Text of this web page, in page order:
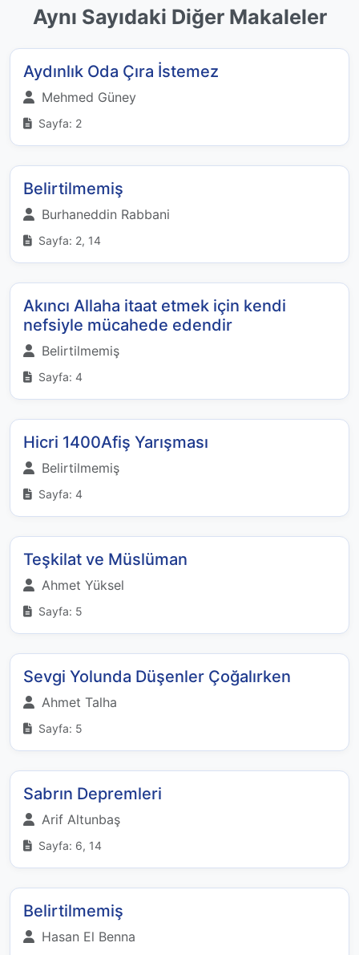
Aynı Sayıdaki Diğer Makaleler
Aydınlık Oda Çıra İstemez
Mehmed Güney
Sayfa: 2
Belirtilmemiş
Burhaneddin Rabbani
Sayfa: 2, 14
Akıncı Allaha itaat etmek için kendi
nefsiyle mücahede edendir
Belirtilmemiş
Sayfa: 4
Hicri 1400Afiş Yarışması
Belirtilmemiş
Sayfa: 4
Teşkilat ve Müslüman
Ahmet Yüksel
Sayfa: 5
Sevgi Yolunda Düşenler Çoğalırken
Ahmet Talha
Sayfa: 5
Sabrın Depremleri
Arif Altunbaş
Sayfa: 6, 14
Belirtilmemiş
Hasan El Benna